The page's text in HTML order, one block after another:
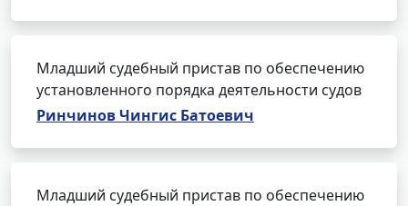
Младший судебный пристав по обеспечению
установленного порядка деятельности судов
Ринчинов Чингис Батоевич
Младший судебный пристав по обеспечению